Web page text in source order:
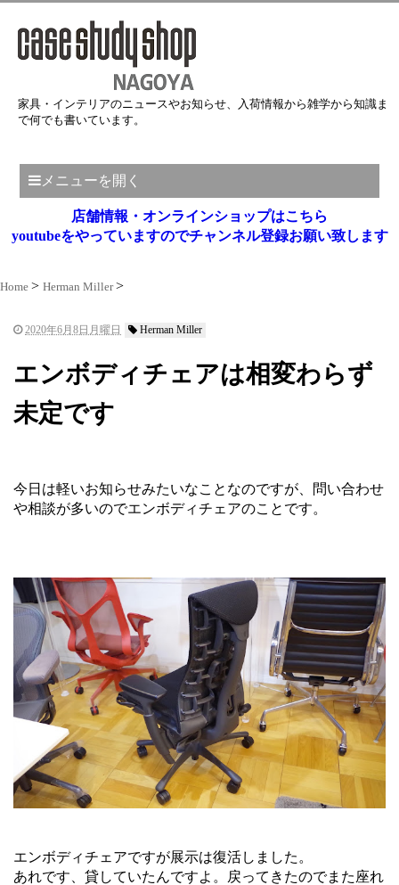
家具・インテリアのニュースやお知らせ、入荷情報から雑学から知識ま
で何でも書いています。
メニューを開く
店舗情報・オンラインショップはこちら
youtubeをやっていますのでチャンネル登録お願い致します
Home Herman Miller
2020年6月8日月曜日 Herman Miller
エンボディチェアは相変わらず
未定です
今日は軽いお知らせみたいなことなのですが、問い合わせ
や相談が多いのでエンボディチェアのことです。
エンボディチェアですが展示は復活しました。
あれです、貸していたんですよ。戻ってきたのでまた座れ